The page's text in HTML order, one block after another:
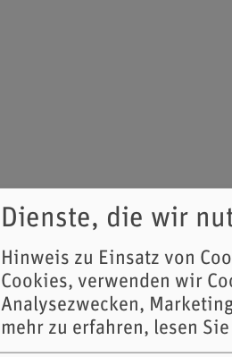
Dienste, die wir
Hinweis zu Einsatz von
Cookies, verwenden wir
Analysezwecken,
mehr zu erfahren, lesen